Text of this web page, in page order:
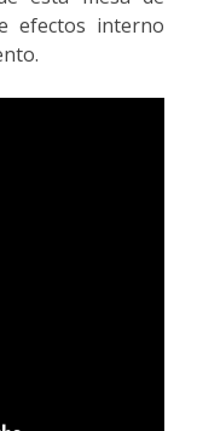
efectos interno